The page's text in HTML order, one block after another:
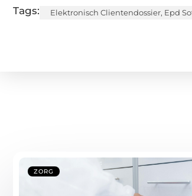
Tags: Elektronisch Clientendossier, Epd
ZORG